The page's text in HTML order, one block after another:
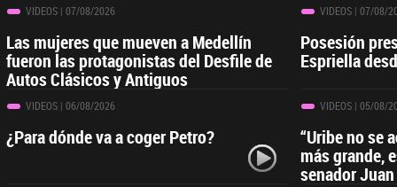
VIDEOS | 07/08/2026
Las mujeres que mueven a Medellín
fueron las protagonistas del Desfile de
Autos Clásicos y Antiguos
VIDEOS | 07/08/
Posesión
Espriella
VIDEOS | 06/08/2026
¿Para dónde va a coger Petro?
VIDEOS | 05/08/
“Uribe no se
más grande,
senador